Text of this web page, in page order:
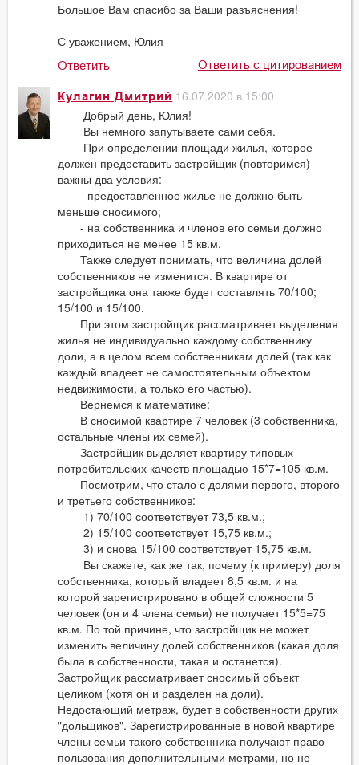
Большое Вам спасибо за Ваши разъяснения!
С уважением, Юлия
Ответить Ответить с цитированием
Кулагин Дмитрий 16.07.2020 в 15:00
Добрый день, Юлия!
Вы немного запутываете сами себя.
При определении площади жилья, которое
должен предоставить застройщик (повторимся)
важны два условия:
- предоставленное жилье не должно быть
меньше сносимого;
- на собственника и членов его семьи должно
приходиться не менее 15 кв.м.
Также следует понимать, что величина долей
собственников не изменится. В квартире от
застройщика она также будет составлять 70/100;
15/100 и 15/100.
При этом застройщик рассматривает выделения
жилья не индивидуально каждому собственнику
доли, а в целом всем собственникам долей (так как
каждый владеет не самостоятельным объектом
недвижимости, а только его частью).
Вернемся к математике:
В сносимой квартире 7 человек (3 собственника,
остальные члены их семей).
Застройщик выделяет квартиру типовых
потребительских качеств площадью 15*7=105 кв.м.
Посмотрим, что стало с долями первого, второго
и третьего собственников:
1) 70/100 соответствует 73,5 кв.м.;
2) 15/100 соответствует 15,75 кв.м.;
3) и снова 15/100 соответствует 15,75 кв.м.
Вы скажете, как же так, почему (к примеру) доля
собственника, который владеет 8,5 кв.м. и на
которой зарегистрировано в общей сложности 5
человек (он и 4 члена семьи) не получает 15*5=75
кв.м. По той причине, что застройщик не может
изменить величину долей собственников (какая доля
была в собственности, такая и останется).
Застройщик рассматривает сносимый объект
целиком (хотя он и разделен на доли).
Недостающий метраж, будет в собственности других
"дольщиков". Зарегистрированные в новой квартире
члены семьи такого собственника получают право
пользования дополнительными метрами, но не